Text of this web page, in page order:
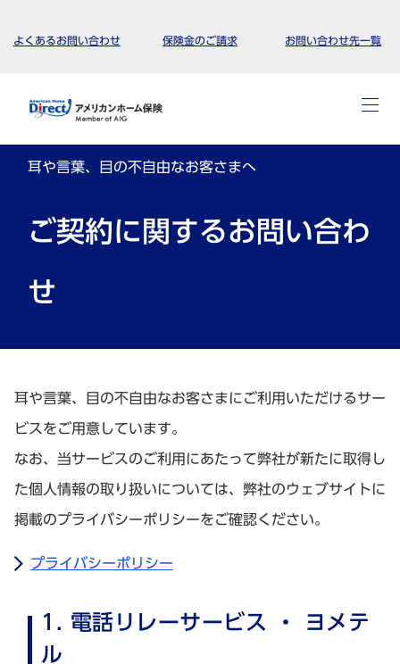
よくあるお問い合わせ 保険金のご請求 お問い合わせ先一覧
耳や言葉、目の不自由なお客さまへ
ご契約に関するお問い合わ
せ
耳や言葉、目の不自由なお客さまにご利用いただけるサー
ビスをご用意しています。
なお、当サービスのご利用にあたって弊社が新たに取得し
た個人情報の取り扱いについては、弊社のウェブサイトに
掲載のプライバシーポリシーをご確認ください。
プライバシーポリシー
1. 電話リレーサービス ・ ヨメテ
ル